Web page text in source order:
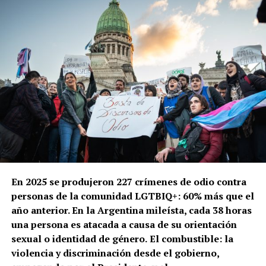
En 2025 se produjeron 227 crímenes de odio contra
personas de la comunidad LGTBIQ+: 60% más que el
año anterior. En la Argentina mileísta, cada 38 horas
una persona es atacada a causa de su orientación
sexual o identidad de género.El combustible: la
violencia y discriminación desde el gobierno,